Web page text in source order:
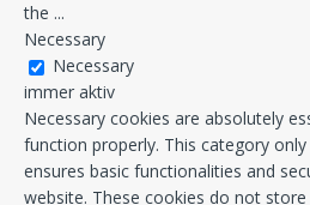
the ...
Necessary
Necessary
immer aktiv
Necessary cookies are absolutely
function properly. This category
ensures basic functionalities and
website. These cookies do not